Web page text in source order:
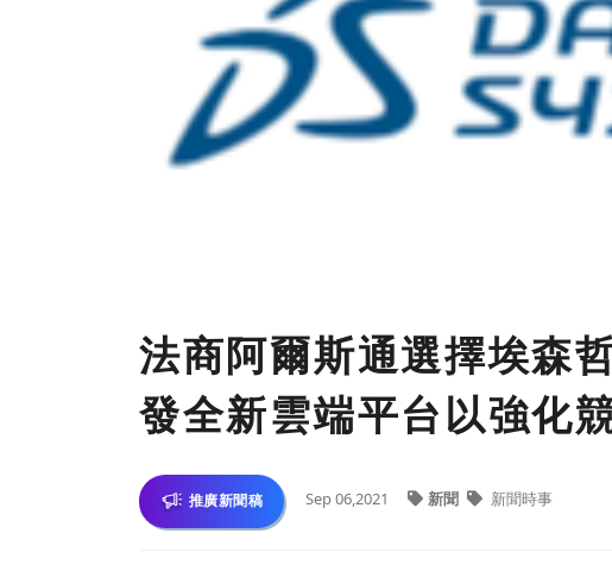
法商阿爾斯通選擇埃
發全新雲端平台以強化
推廣新聞稿 Sep 06,2021 新聞 新聞時事